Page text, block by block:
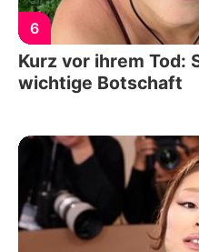
6
Kurz vor ihrem Tod:
wichtige Botschaft